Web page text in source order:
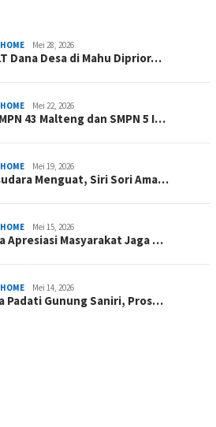
HOME Mei 28, 2026
Dana Desa di Mahu Diprior…
HOME Mei 22, 2026
43 Malteng dan SMPN 5 I…
HOME Mei 19, 2026
Menguat, Siri Sori Ama…
HOME Mei 15, 2026
Apresiasi Masyarakat Jaga …
HOME Mei 14, 2026
Padati Gunung Saniri, Pros…